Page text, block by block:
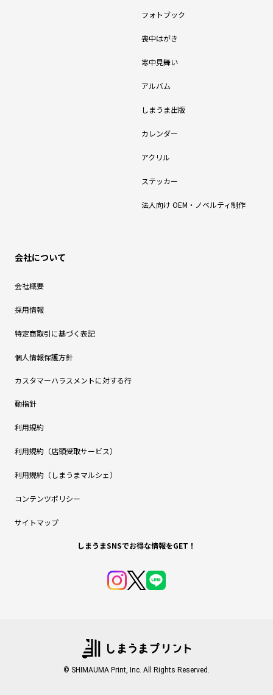
フォトブック
喪中はがき
寒中見舞い
アルバム
しまうま出版
カレンダー
アクリル
ステッカー
法人向け OEM・ノベルティ制作
会社について
会社概要
採用情報
特定商取引に基づく表記
個人情報保護方針
カスタマーハラスメントに対する行
動指針
利用規約
利用規約（店頭受取サービス）
利用規約（しまうまマルシェ）
コンテンツポリシー
サイトマップ
しまうまSNSでお得な情報をGET！
© SHIMAUMA Print, Inc. All Rights Reserved.